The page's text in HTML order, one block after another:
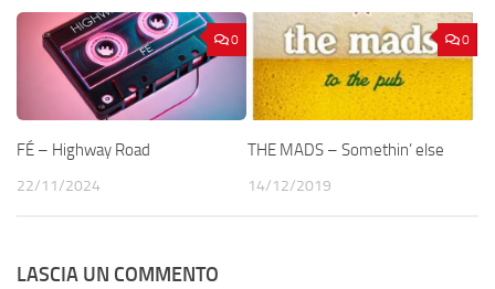
0
FÉ – Highway Road
22/11/2024
0
THE MADS – Somethin’ else
14/12/2019
LASCIA UN COMMENTO